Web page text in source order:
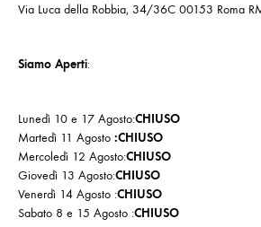
Via Luca della Robbia, 34/36C 00153 Roma
Siamo Aperti:
Lunedì 10 e 17 Agosto:CHIUSO
Martedì 11 Agosto :CHIUSO
Mercoledì 12 Agosto:CHIUSO
Giovedì 13 Agosto:CHIUSO
Venerdì 14 Agosto :CHIUSO
Sabato 8 e 15 Agosto :CHIUSO